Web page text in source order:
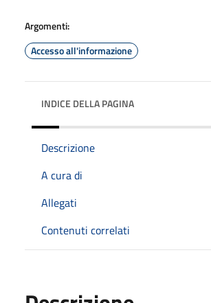
Argomenti:
Accesso all'informazione
INDICE DELLA PAGINA
Descrizione
A cura di
Allegati
Contenuti correlati